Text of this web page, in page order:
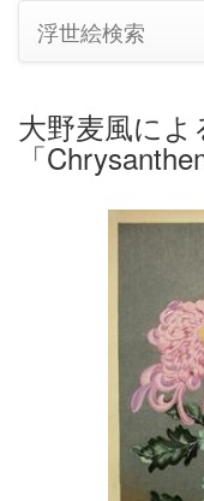
浮世絵検索
大野麦風によ
「